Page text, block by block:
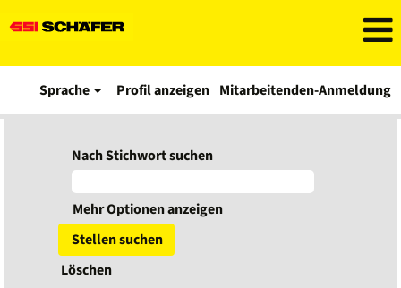
Sprache Profil anzeigen Mitarbeitenden-Anmeldung
Nach Stichwort suchen
Mehr Optionen anzeigen
Löschen